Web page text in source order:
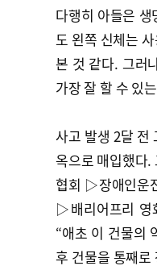
다행히 아들은
도 왼쪽 신체는
본 것 같다. 그러
가장 잘 할 수 있
사고 발생 2달 전
옥으로 매입했다
협회 ▷장애인운
▷배리어프리 영
“애초 이 건물의
후 건물을 통째로